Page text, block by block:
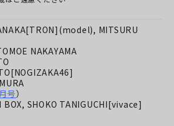
MITSURU
NAKAYAMA
号）
SHOKO TANIGUCHI[vivace]